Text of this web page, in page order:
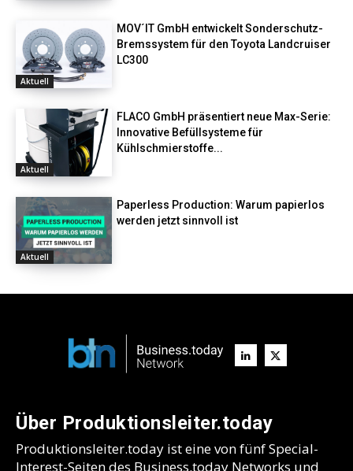
Aktuell
MOV´IT GmbH entwickelt Sonderschutz-
Bremssystem für den Toyota Landcruiser
LC300
Aktuell
FLACO GmbH präsentiert neue Max-Serie:
Innovative Befüllsysteme für
Kühlschmierstoffe...
Aktuell
Paperless Production: Warum papierlos
werden jetzt sinnvoll ist
Über Produktionsleiter.today
Produktionsleiter.today ist eine von fünf Special-
Interest-Seiten des Business.today Networks und